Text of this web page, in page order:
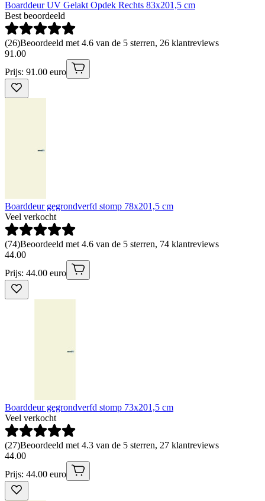
Boarddeur UV Gelakt Opdek Rechts 83x201,5 cm
Best beoordeeld
(26)Beoordeeld met 4.6 van de 5 sterren, 26 klantreviews
91 .00
Prijs: 91.00 euro
Boarddeur gegrondverfd stomp 78x201,5 cm
Veel verkocht
(74)Beoordeeld met 4.6 van de 5 sterren, 74 klantreviews
44.00
Prijs: 44.00 euro
Boarddeur gegrondverfd stomp 73x201,5 cm
Veel verkocht
(27)Beoordeeld met 4.3 van de 5 sterren, 27 klantreviews
44.00
Prijs: 44.00 euro